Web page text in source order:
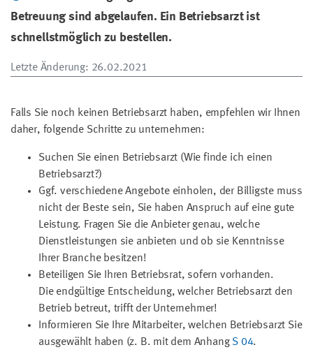
Betreuung sind abgelaufen. Ein Betriebsarzt ist
schnellstmöglich zu bestellen.
Letzte Änderung: 26.02.2021
Falls Sie noch keinen Betriebsarzt haben, empfehlen wir Ihnen
daher, folgende Schritte zu unternehmen:
Suchen Sie einen Betriebsarzt (Wie finde ich einen
Betriebsarzt?)
Ggf. verschiedene Angebote einholen, der Billigste muss
nicht der Beste sein, Sie haben Anspruch auf eine gute
Leistung. Fragen Sie die Anbieter genau, welche
Dienstleistungen sie anbieten und ob sie Kenntnisse
Ihrer Branche besitzen!
Beteiligen Sie Ihren Betriebsrat, sofern vorhanden.
Die endgültige Entscheidung, welcher Betriebsarzt den
Betrieb betreut, trifft der Unternehmer!
Informieren Sie Ihre Mitarbeiter, welchen Betriebsarzt Sie
ausgewählt haben (z. B. mit dem Anhang S 04.